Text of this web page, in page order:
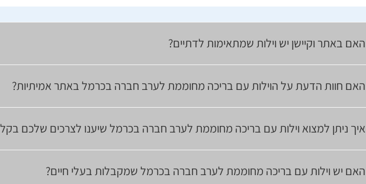
האם באתר וקיישן יש וילות שמתאימות לדתיים?
האם חוות הדעת על הוילות עם בריכה מחוממת לערב חברה בכרמל באתר אמיתיות?
איך ניתן למצוא וילות עם בריכה מחוממת לערב חברה בכרמל שיענו לצרכים שלכם
האם יש וילות עם בריכה מחוממת לערב חברה בכרמל שמקבלות בעלי חיים?